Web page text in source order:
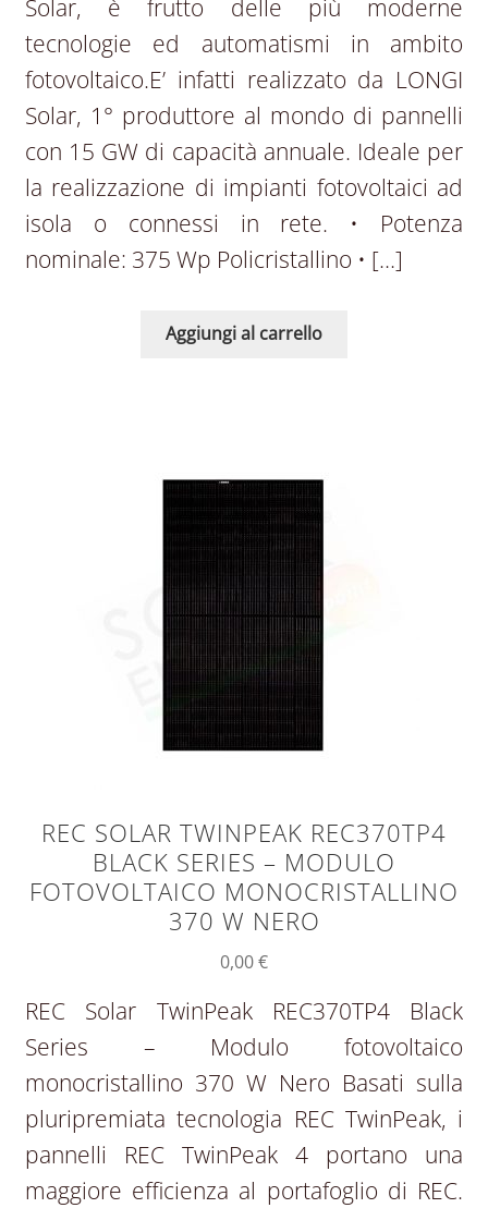
Solar, è frutto delle più moderne
tecnologie ed automatismi in ambito
fotovoltaico.E’ infatti realizzato da LONGI
Solar, 1° produttore al mondo di pannelli
con 15 GW di capacità annuale. Ideale per
la realizzazione di impianti fotovoltaici ad
isola o connessi in rete. • Potenza
nominale: 375 Wp Policristallino • […]
Aggiungi al carrello
REC SOLAR TWINPEAK REC370TP4
BLACK SERIES – MODULO
FOTOVOLTAICO MONOCRISTALLINO
370 W NERO
0,00€
REC Solar TwinPeak REC370TP4 Black
Series – Modulo fotovoltaico
monocristallino 370 W Nero Basati sulla
pluripremiata tecnologia REC TwinPeak, i
pannelli REC TwinPeak 4 portano una
maggiore efficienza al portafoglio di REC.